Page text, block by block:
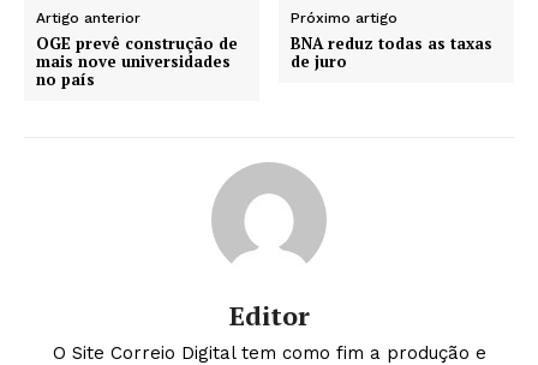
Artigo anterior
OGE prevê construção de
mais nove universidades
no país
Próximo artigo
BNA reduz todas as taxas
de juro
Editor
O Site Correio Digital tem como fim a produção e